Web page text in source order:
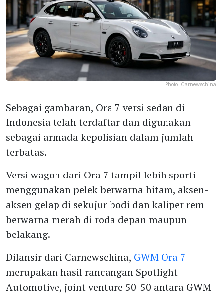
Photo: Carnewschina
Sebagai gambaran, Ora 7 versi sedan di
Indonesia telah terdaftar dan digunakan
sebagai armada kepolisian dalam jumlah
terbatas.
Versi wagon dari Ora 7 tampil lebih sporti
menggunakan pelek berwarna hitam, aksen-
aksen gelap di sekujur bodi dan kaliper rem
berwarna merah di roda depan maupun
belakang.
Dilansir dari Carnewschina, GWM Ora 7
merupakan hasil rancangan Spotlight
Automotive, joint venture 50-50 antara GWM